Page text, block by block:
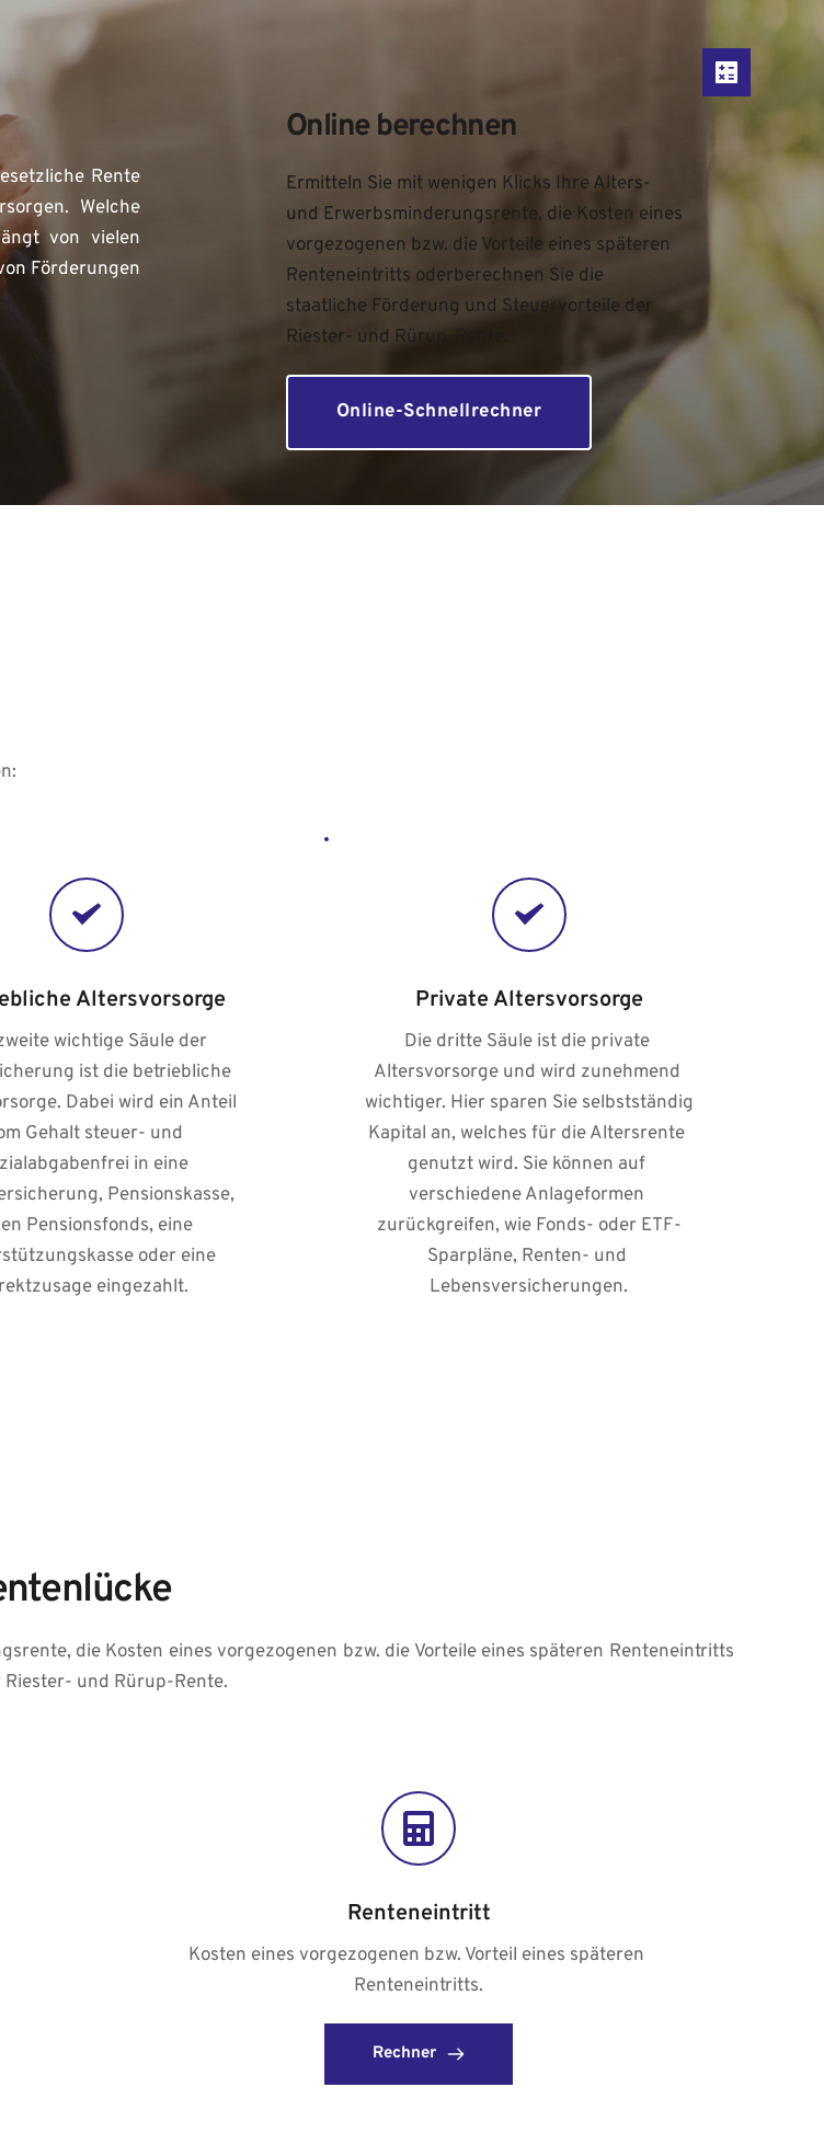
Rente
Welche
von vielen
Förderungen
Online berechnen
Ermitteln Sie mit wenigen Klicks Ihre Alters-
und Erwerbsminderungsrente, die Kosten eines
vorgezogenen bzw. die Vorteile eines späteren
Renteneintritts oderberechnen Sie die
staatliche Förderung und Steuervorteile der
Riester- und Rürup-Rente.
Online-Schnellrechner
Altersvorsorge
wichtige Säule der
ist die betriebliche
Dabei wird ein Anteil
Gehalt steuer- und
in eine
Pensionskasse,
Pensionsfonds, eine
oder eine
eingezahlt.
Private Altersvorsorge
Die dritte Säule ist die private
Altersvorsorge und wird zunehmend
wichtiger. Hier sparen Sie selbstständig
Kapital an, welches für die Altersrente
genutzt wird. Sie können auf
verschiedene Anlageformen
zurückgreifen, wie Fonds- oder ETF-
Sparpläne, Renten- und
Lebensversicherungen.
die Kosten eines vorgezogenen bzw. die Vorteile eines späteren Renteneintritts
und Rürup-Rente.
Renteneintritt
Kosten eines vorgezogenen bzw. Vorteil eines späteren
Renteneintritts.
Rechner